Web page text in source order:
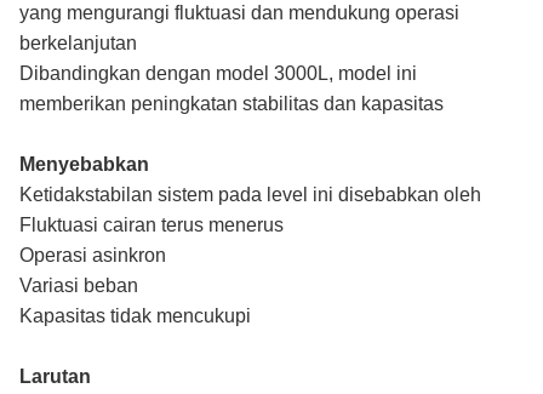
yang mengurangi fluktuasi dan mendukung operasi
berkelanjutan
Dibandingkan dengan model 3000L, model ini
memberikan peningkatan stabilitas dan kapasitas
Menyebabkan
Ketidakstabilan sistem pada level ini disebabkan oleh
Fluktuasi cairan terus menerus
Operasi asinkron
Variasi beban
Kapasitas tidak mencukupi
Larutan